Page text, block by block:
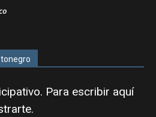
Para escribir aquí
.